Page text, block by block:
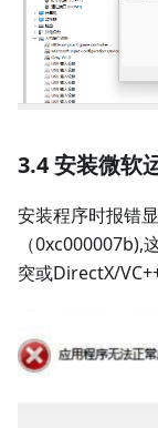
3.4 安装微软
安装程序时报错
（0xc000007b),
突或DirectX/